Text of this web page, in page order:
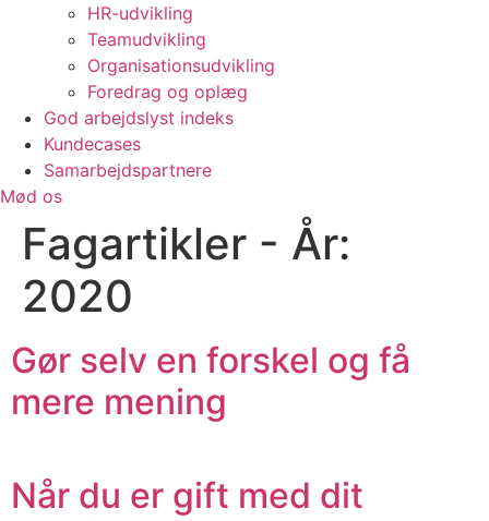
HR-udvikling
Teamudvikling
Organisationsudvikling
Foredrag og oplæg
God arbejdslyst indeks
Kundecases
Samarbejdspartnere
Mød os
Fagartikler - År:
2020
Gør selv en forskel og få
mere mening
Når du er gift med dit